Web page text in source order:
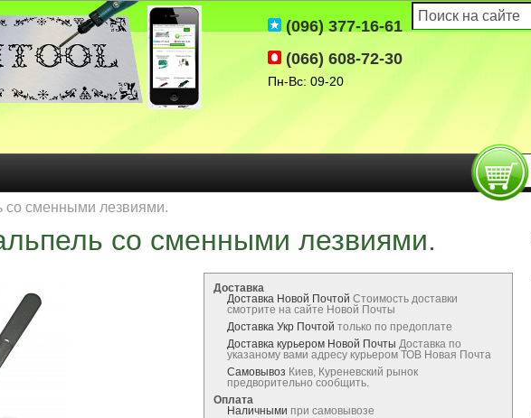
(096) 377-16-61
(066) 608-72-30
Пн-Вс: 09-20
со сменными лезвиями.
со сменными лезвиями.
Доставка
Доставка Новой Почтой Стоимость доставки
смотрите на сайте Новой Почты
Доставка Укр Почтой только по предоплате
Доставка курьером Новой Почты Доставка по
указаному вами адресу курьером ТОВ Новая Почта
Самовывоз Киев, Куреневский рынок
предворительно сообщить.
Оплата
Наличными при самовывозе